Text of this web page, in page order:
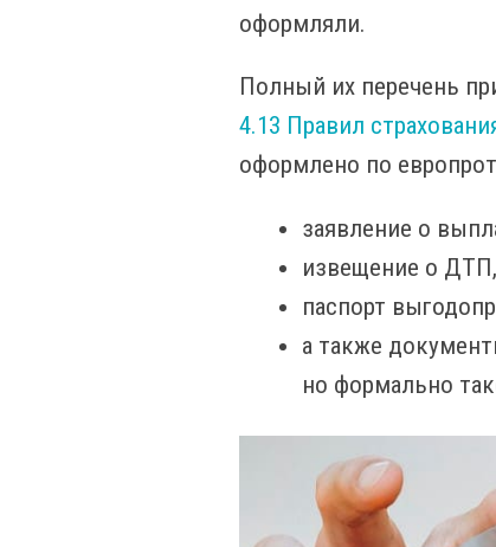
оформляли.
Полный их перечень
4.13 Правил
оформлено по
заявление о
извещение о ДТП,
паспорт
а также
но формально